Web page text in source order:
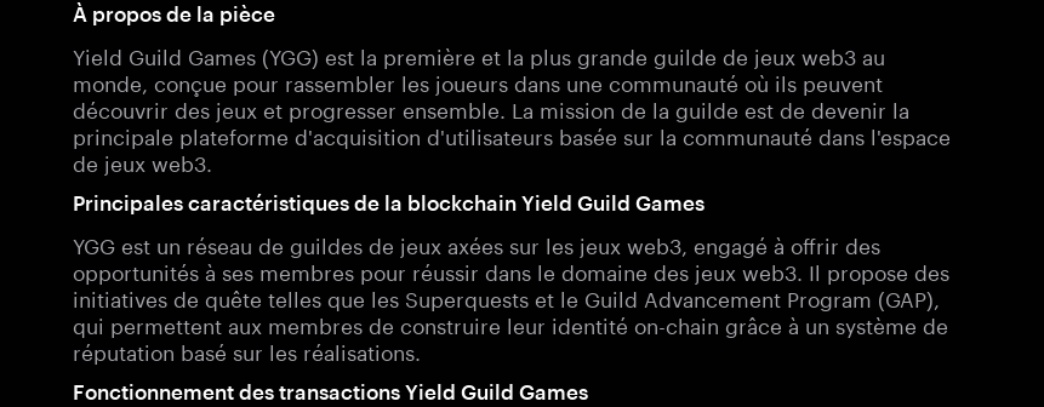
À propos de la pièce
Yield Guild Games (YGG) est la première et la plus grande guilde de jeux web3 au
monde, conçue pour rassembler les joueurs dans une communauté où ils peuvent
découvrir des jeux et progresser ensemble. La mission de la guilde est de devenir la
principale plateforme d'acquisition d'utilisateurs basée sur la communauté dans l'espace
de jeux web3.
Principales caractéristiques de la blockchain Yield Guild Games
YGG est un réseau de guildes de jeux axées sur les jeux web3, engagé à offrir des
opportunités à ses membres pour réussir dans le domaine des jeux web3. Il propose des
initiatives de quête telles que les Superquests et le Guild Advancement Program (GAP),
qui permettent aux membres de construire leur identité on-chain grâce à un système de
réputation basé sur les réalisations.
Fonctionnement des transactions Yield Guild Games